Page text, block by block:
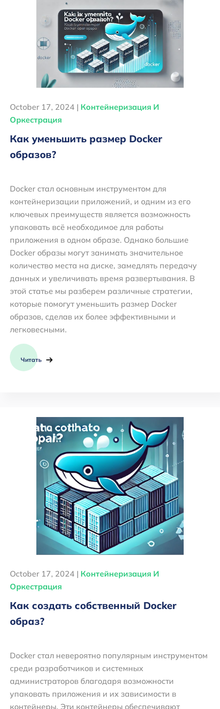
October 17, 2024 | Контейнеризация И
Оркестрация
Как уменьшить размер Docker
образов?
Docker стал основным инструментом для
контейнеризации приложений, и одним из его
ключевых преимуществ является возможность
упаковать всё необходимое для работы
приложения в одном образе. Однако большие
Docker образы могут занимать значительное
количество места на диске, замедлять передачу
данных и увеличивать время развертывания. В
этой статье мы разберем различные стратегии,
которые помогут уменьшить размер Docker
образов, сделав их более эффективными и
легковесными.
Читать
October 17, 2024 | Контейнеризация И
Оркестрация
Как создать собственный Docker
образ?
Docker стал невероятно популярным инструментом
среди разработчиков и системных
администраторов благодаря возможности
упаковать приложения и их зависимости в
контейнеры. Эти контейнеры обеспечивают